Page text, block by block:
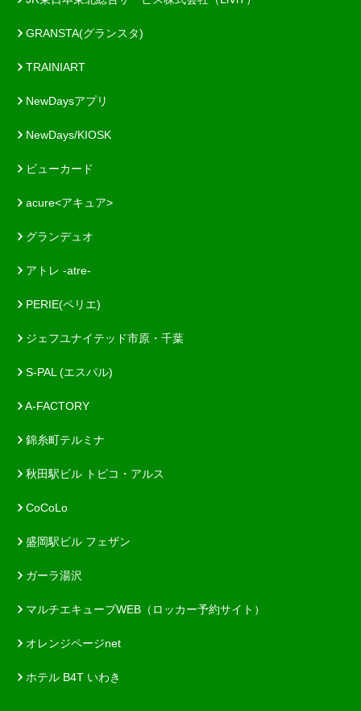
GRANSTA(グランスタ)
TRAINIART
NewDaysアプリ
NewDays/KIOSK
ビューカード
acure<アキュア>
グランデュオ
アトレ -atre-
PERIE(ペリエ)
ジェフユナイテッド市原・千葉
S-PAL (エスパル)
A-FACTORY
錦糸町テルミナ
秋田駅ビル トピコ・アルス
CoCoLo
盛岡駅ビル フェザン
ガーラ湯沢
マルチエキューブWEB（ロッカー予約サイト）
オレンジページnet
ホテル B4T いわき